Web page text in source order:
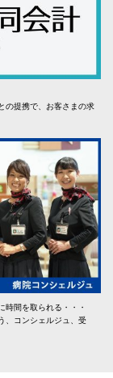
の提携で、お客さまの求
時間を取られる・・・
、コンシェルジュ、受